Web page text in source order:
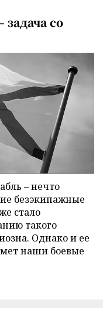
со
– нечто
безэкипажные
стало
такого
Однако и ее
наши боевые